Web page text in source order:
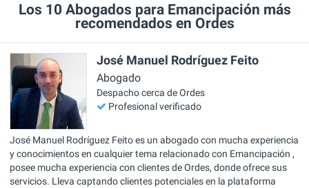
Los 10 Abogados para Emancipación más
recomendados en Ordes
José Manuel Rodríguez Feito
Abogado
Despacho cerca de Ordes
Profesional verificado
José Manuel Rodríguez Feito es un abogado con mucha experiencia
y conocimientos en cualquier tema relacionado con Emancipación ,
posee mucha experiencia con clientes de Ordes, donde ofrece sus
servicios. Lleva captando clientes potenciales en la plataforma